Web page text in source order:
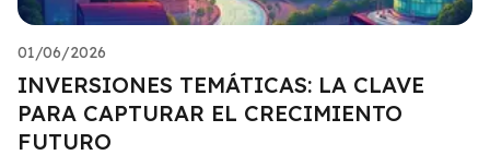
01/06/2026
INVERSIONES TEMÁTICAS: LA CLAVE
PARA CAPTURAR EL CRECIMIENTO
FUTURO